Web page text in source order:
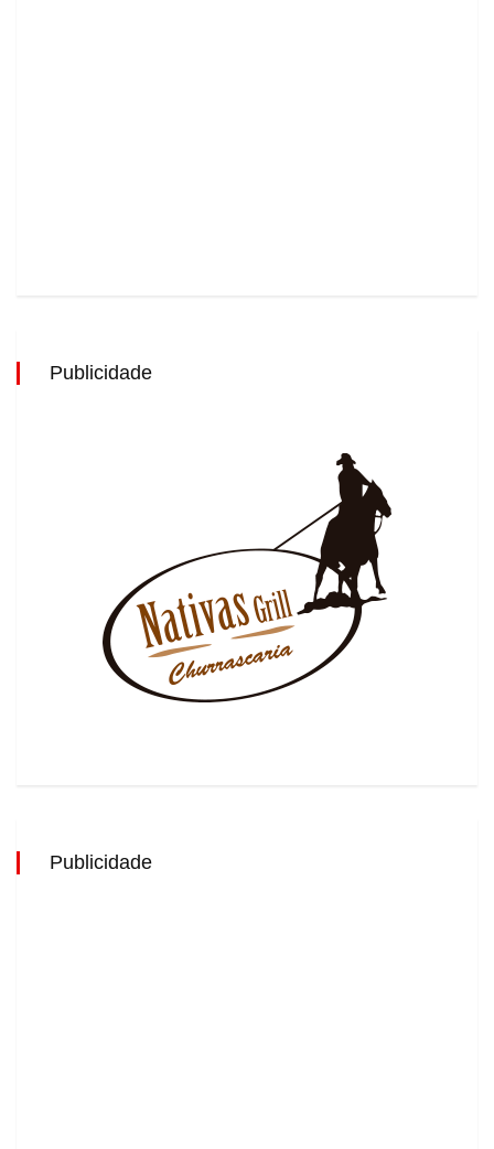
Publicidade
Publicidade